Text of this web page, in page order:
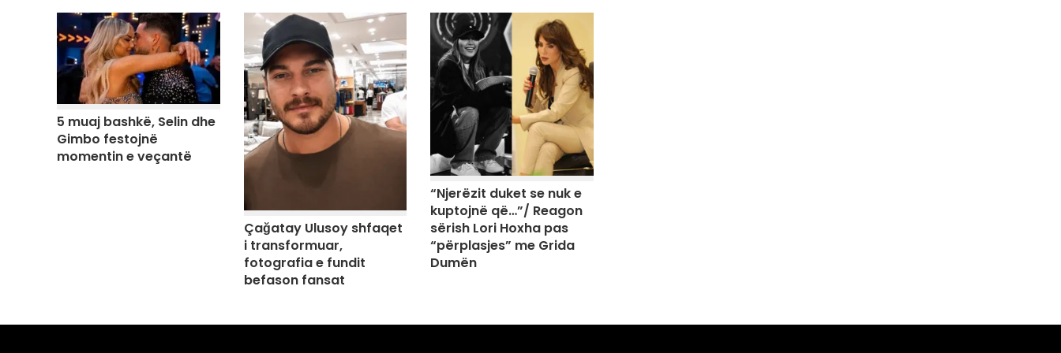
5 muaj bashkë, Selin dhe
Gimbo festojnë
momentin e veçantë
Çağatay Ulusoy shfaqet
i transformuar,
fotografia e fundit
befason fansat
“Njerëzit duket se nuk e
kuptojnë që…”/ Reagon
sërish Lori Hoxha pas
“përplasjes” me Grida
Dumën